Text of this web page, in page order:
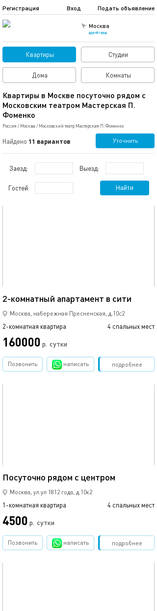
Москва
другой город
Подать объявление
Регистрация Вход
Квартиры Студии
Дома Комнаты
Квартиры в Москве посуточно рядом с
Московским театром Мастерская П.
Фоменко
Россия / Москва / Московский театр Мастерская П. Фоменко
Найдено 11 вариантов Уточнить
Заезд: Выезд:
Гостей: Найти
2-комнатный апартамент в сити
Москва, набережная Пресненская, д.10с2
2-комнатная квартира 4 спальных мест
160000 р. сутки
подробнее
Позвонить написать Забронировать
Посуточно рядом с центром
Москва, ул.ул 1812 года, д.10к2
1-комнатная квартира 4 спальных мест
4500 р. сутки
подробнее
Позвонить написать Забронировать